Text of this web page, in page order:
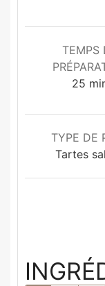
TEMPS
25
TYPE DE
Tartes